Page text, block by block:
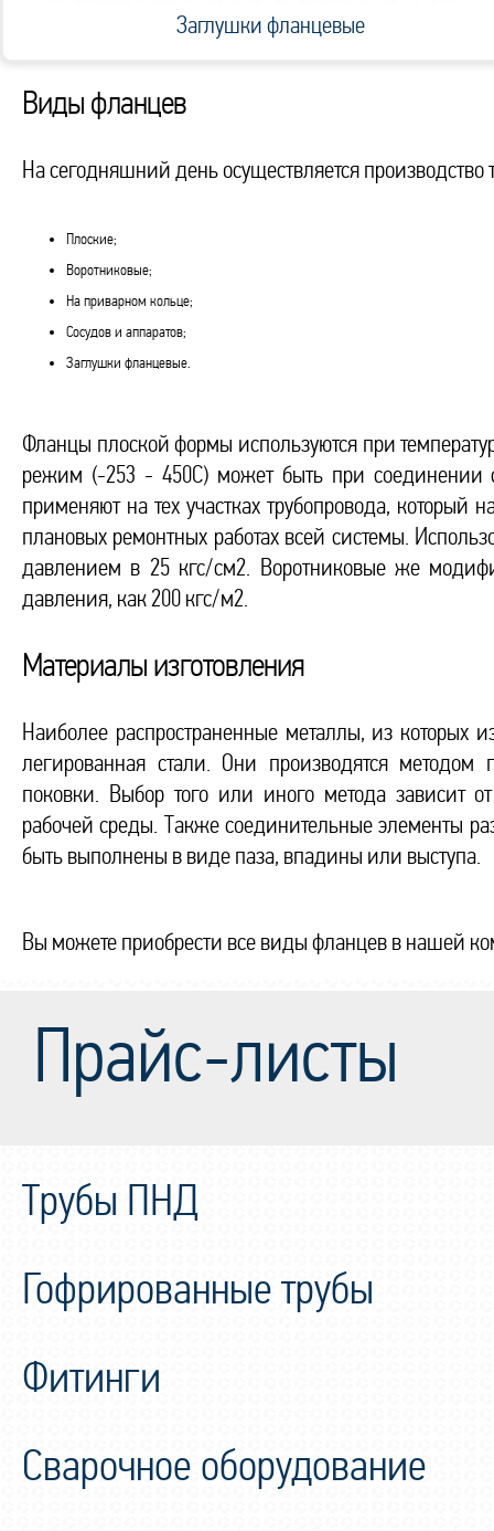
Заглушки фланцевые
Виды фланцев
На сегодняшний день осуществляется производство
Плоские;
Воротниковые;
На приварном кольце;
Сосудов и аппаратов;
Заглушки фланцевые.
Фланцы плоской формы используются при
режим (-253 - 450С) может быть при соединении
применяют на тех участках трубопровода,
плановых ремонтных работах всей системы.
давлением в 25 кгс/см2. Воротниковые же
давления, как 200 кгс/м2.
Материалы изготовления
Наиболее распространенные металлы, из которых
легированная стали. Они производятся
поковки. Выбор того или иного метода зависит
рабочей среды. Также соединительные элементы
быть выполнены в виде паза, впадины или выступа.
Вы можете приобрести все виды фланцев в нашей
Прайс-листы
Трубы ПНД
Гофрированные трубы
Фитинги
Сварочное оборудование